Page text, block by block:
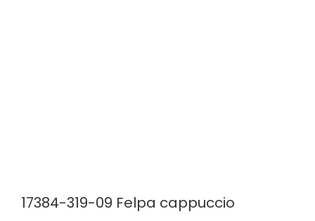
17384-319-09 Felpa cappuccio